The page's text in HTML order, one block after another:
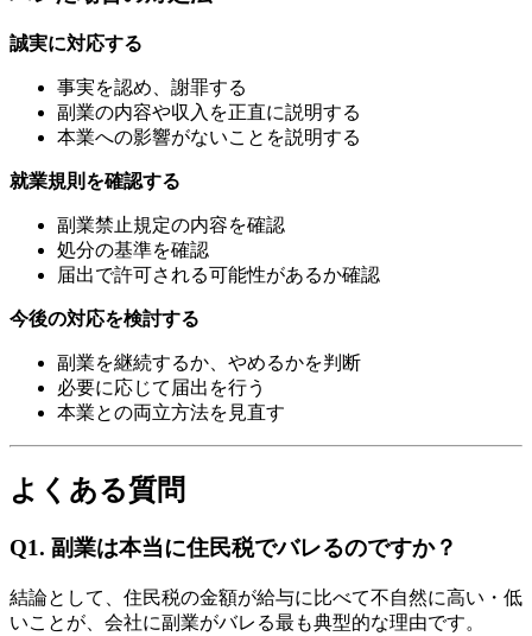
誠実に対応する
事実を認め、謝罪する
副業の内容や収入を正直に説明する
本業への影響がないことを説明する
就業規則を確認する
副業禁止規定の内容を確認
処分の基準を確認
届出で許可される可能性があるか確認
今後の対応を検討する
副業を継続するか、やめるかを判断
必要に応じて届出を行う
本業との両立方法を見直す
よくある質問
Q1. 副業は本当に住民税でバレるのですか？
結論として、住民税の金額が給与に比べて不自然に高い・低
いことが、会社に副業がバレる最も典型的な理由です。